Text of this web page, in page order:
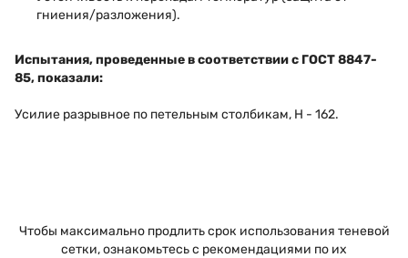
гниения/разложения).
Испытания, проведенные в соответствии с ГОСТ 8847-
85, показали:
Усилие разрывное по петельным столбикам, Н - 162.
Чтобы максимально продлить срок использования теневой
сетки, ознакомьтесь с рекомендациями по их